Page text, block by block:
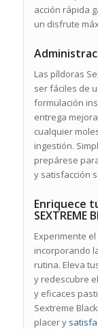
acción rápida
un disfrute
Las píldoras
ser fáciles de
formulación
entrega
cualquier
ingestión.
prepárese
y satisfacción
Enriquece
SEXTREME
Experimente
incorporando
rutina. Eleva
y redescubre
y eficaces
Sextreme
placer y